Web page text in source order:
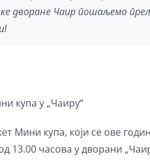
дворане Чаир пошаљемо
купа у „Чаиру“
Мини купа, који се ове
13.00 часова у дворани